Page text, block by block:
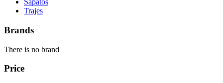
Sapatos
Trajes
Brands
There is no brand
Price